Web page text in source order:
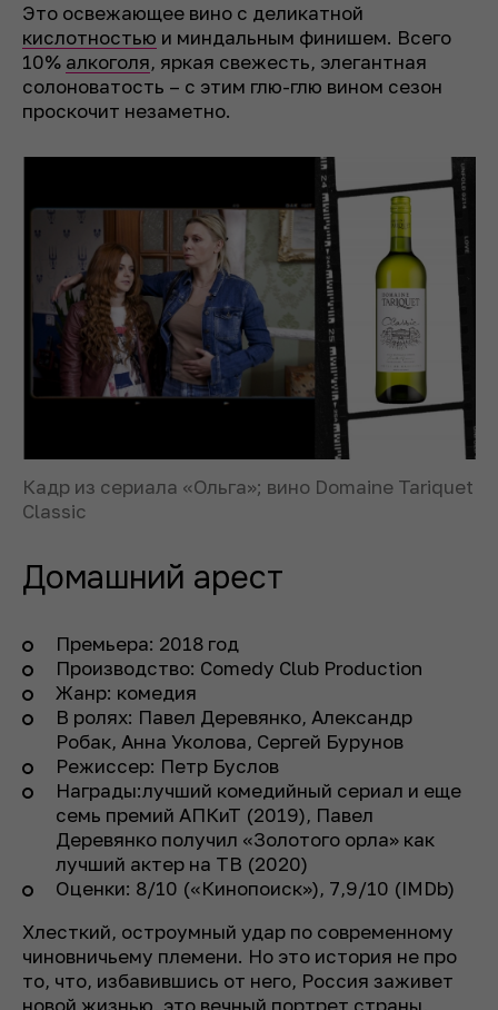
Это освежающее вино с деликатной
кислотностью и миндальным финишем. Всего
10% алкоголя, яркая свежесть, элегантная
солоноватость – с этим глю-глю вином сезон
проскочит незаметно.
Кадр из сериала «Ольга»; вино Domaine Tariquet
Classic
Домашний арест
Премьера: 2018 год
Производство: Comedy Club Production
Жанр: комедия
В ролях: Павел Деревянко, Александр
Робак, Анна Уколова, Сергей Бурунов
Режиссер: Петр Буслов
Награды:лучший комедийный сериал и еще
семь премий АПКиТ (2019), Павел
Деревянко получил «Золотого орла» как
лучший актер на ТВ (2020)
Оценки: 8/10 («Кинопоиск»), 7,9/10 (IMDb)
Хлесткий, остроумный удар по современному
чиновничьему племени. Но это история не про
то, что, избавившись от него, Россия заживет
новой жизнью, это вечный портрет страны,